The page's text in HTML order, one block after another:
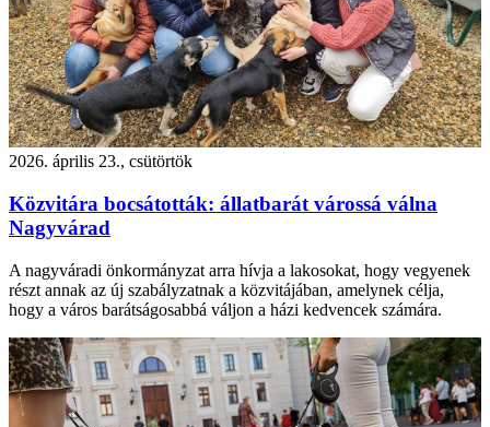
2026. április 23., csütörtök
Közvitára bocsátották: állatbarát várossá válna
Nagyvárad
A nagyváradi önkormányzat arra hívja a lakosokat, hogy vegyenek
részt annak az új szabályzatnak a közvitájában, amelynek célja,
hogy a város barátságosabbá váljon a házi kedvencek számára.